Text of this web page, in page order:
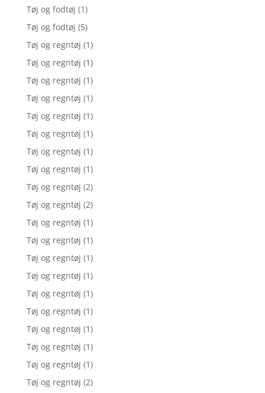
Tøj og fodtøj (1)
Tøj og fodtøj (5)
Tøj og regntøj (1)
Tøj og regntøj (1)
Tøj og regntøj (1)
Tøj og regntøj (1)
Tøj og regntøj (1)
Tøj og regntøj (1)
Tøj og regntøj (1)
Tøj og regntøj (1)
Tøj og regntøj (2)
Tøj og regntøj (2)
Tøj og regntøj (1)
Tøj og regntøj (1)
Tøj og regntøj (1)
Tøj og regntøj (1)
Tøj og regntøj (1)
Tøj og regntøj (1)
Tøj og regntøj (1)
Tøj og regntøj (1)
Tøj og regntøj (1)
Tøj og regntøj (2)